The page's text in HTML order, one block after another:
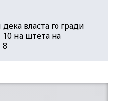
власта го гради
на штета на
8